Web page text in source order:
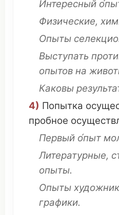
Интересный
Физические,
Опыты
Выступать
опытов на
Каковы
4) Попытка
пробное
Первый о́пыт
Литературные,
опыты.
Опыты
графики.